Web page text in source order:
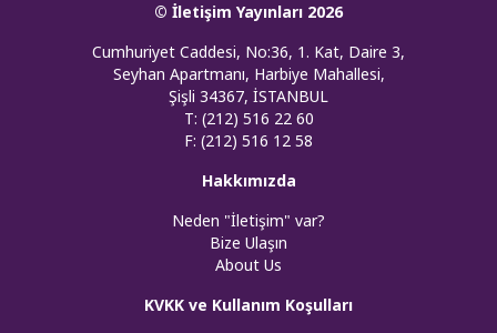
© İletişim Yayınları 2026
Cumhuriyet Caddesi, No:36, 1. Kat, Daire 3,
Seyhan Apartmanı, Harbiye Mahallesi,
Şişli 34367, İSTANBUL
T: (212) 516 22 60
F: (212) 516 12 58
Hakkımızda
Neden "İletişim" var?
Bize Ulaşın
About Us
KVKK ve Kullanım Koşulları